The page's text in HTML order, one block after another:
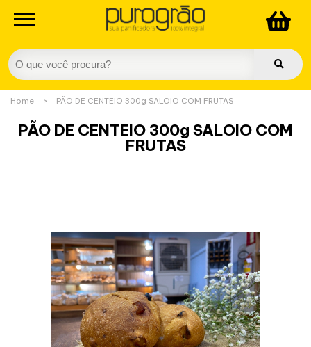
Home > PÃO DE CENTEIO 300g SALOIO COM FRUTAS
PÃO DE CENTEIO 300g SALOIO COM
FRUTAS